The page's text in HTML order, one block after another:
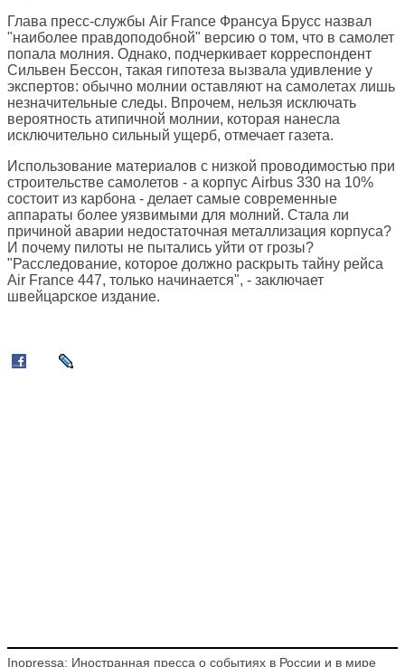
Глава пресс-службы Air France Франсуа Брусс назвал
"наиболее правдоподобной" версию о том, что в самолет
попала молния. Однако, подчеркивает корреспондент
Сильвен Бессон, такая гипотеза вызвала удивление у
экспертов: обычно молнии оставляют на самолетах лишь
незначительные следы. Впрочем, нельзя исключать
вероятность атипичной молнии, которая нанесла
исключительно сильный ущерб, отмечает газета.
Использование материалов с низкой проводимостью при
строительстве самолетов - а корпус Airbus 330 на 10%
состоит из карбона - делает самые современные
аппараты более уязвимыми для молний. Стала ли
причиной аварии недостаточная металлизация корпуса?
И почему пилоты не пытались уйти от грозы?
"Расследование, которое должно раскрыть тайну рейса
Air France 447, только начинается", - заключает
швейцарское издание.
Inopressa: Иностранная пресса о событиях в России и в мире